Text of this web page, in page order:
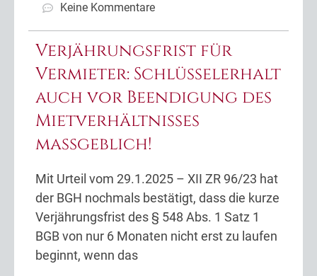
Keine Kommentare
Verjährungsfrist für
Vermieter: Schlüsselerhalt
auch vor Beendigung des
Mietverhältnisses
maßgeblich!
Mit Urteil vom 29.1.2025 – XII ZR 96/23 hat
der BGH nochmals bestätigt, dass die kurze
Verjährungsfrist des § 548 Abs. 1 Satz 1
BGB von nur 6 Monaten nicht erst zu laufen
beginnt, wenn das